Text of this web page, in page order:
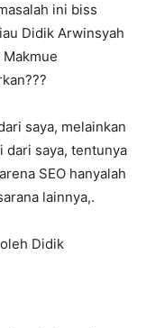
ini biss
Didik Arwinsyah
saya, melainkan
dari saya, tentunya
SEO hanyalah
lainnya,.
Didik